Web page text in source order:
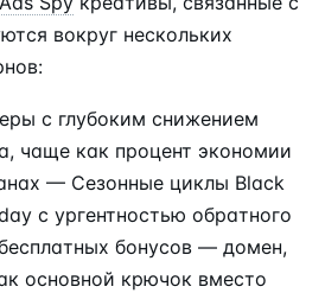
вокруг нескольких
с глубоким снижением
чаще как процент экономии
— Сезонные циклы Black
с ургентностью обратного
бонусов — домен,
основной крючок вместо